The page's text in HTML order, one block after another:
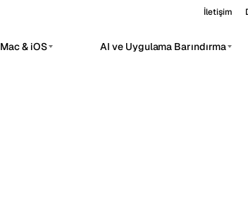
İletişim
Mac & iOS AI ve Uygulama Barındırma